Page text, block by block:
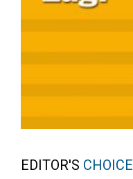
EDITOR'S CHOICE